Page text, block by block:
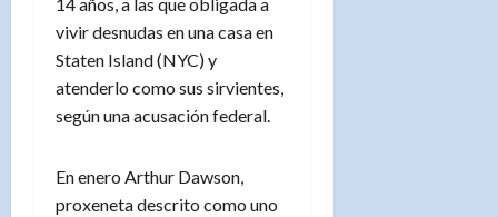
14 años, a las que obligada a
vivir desnudas en una casa en
Staten Island (NYC) y
atenderlo como sus sirvientes,
según una acusación federal.
En enero Arthur Dawson,
proxeneta descrito como uno